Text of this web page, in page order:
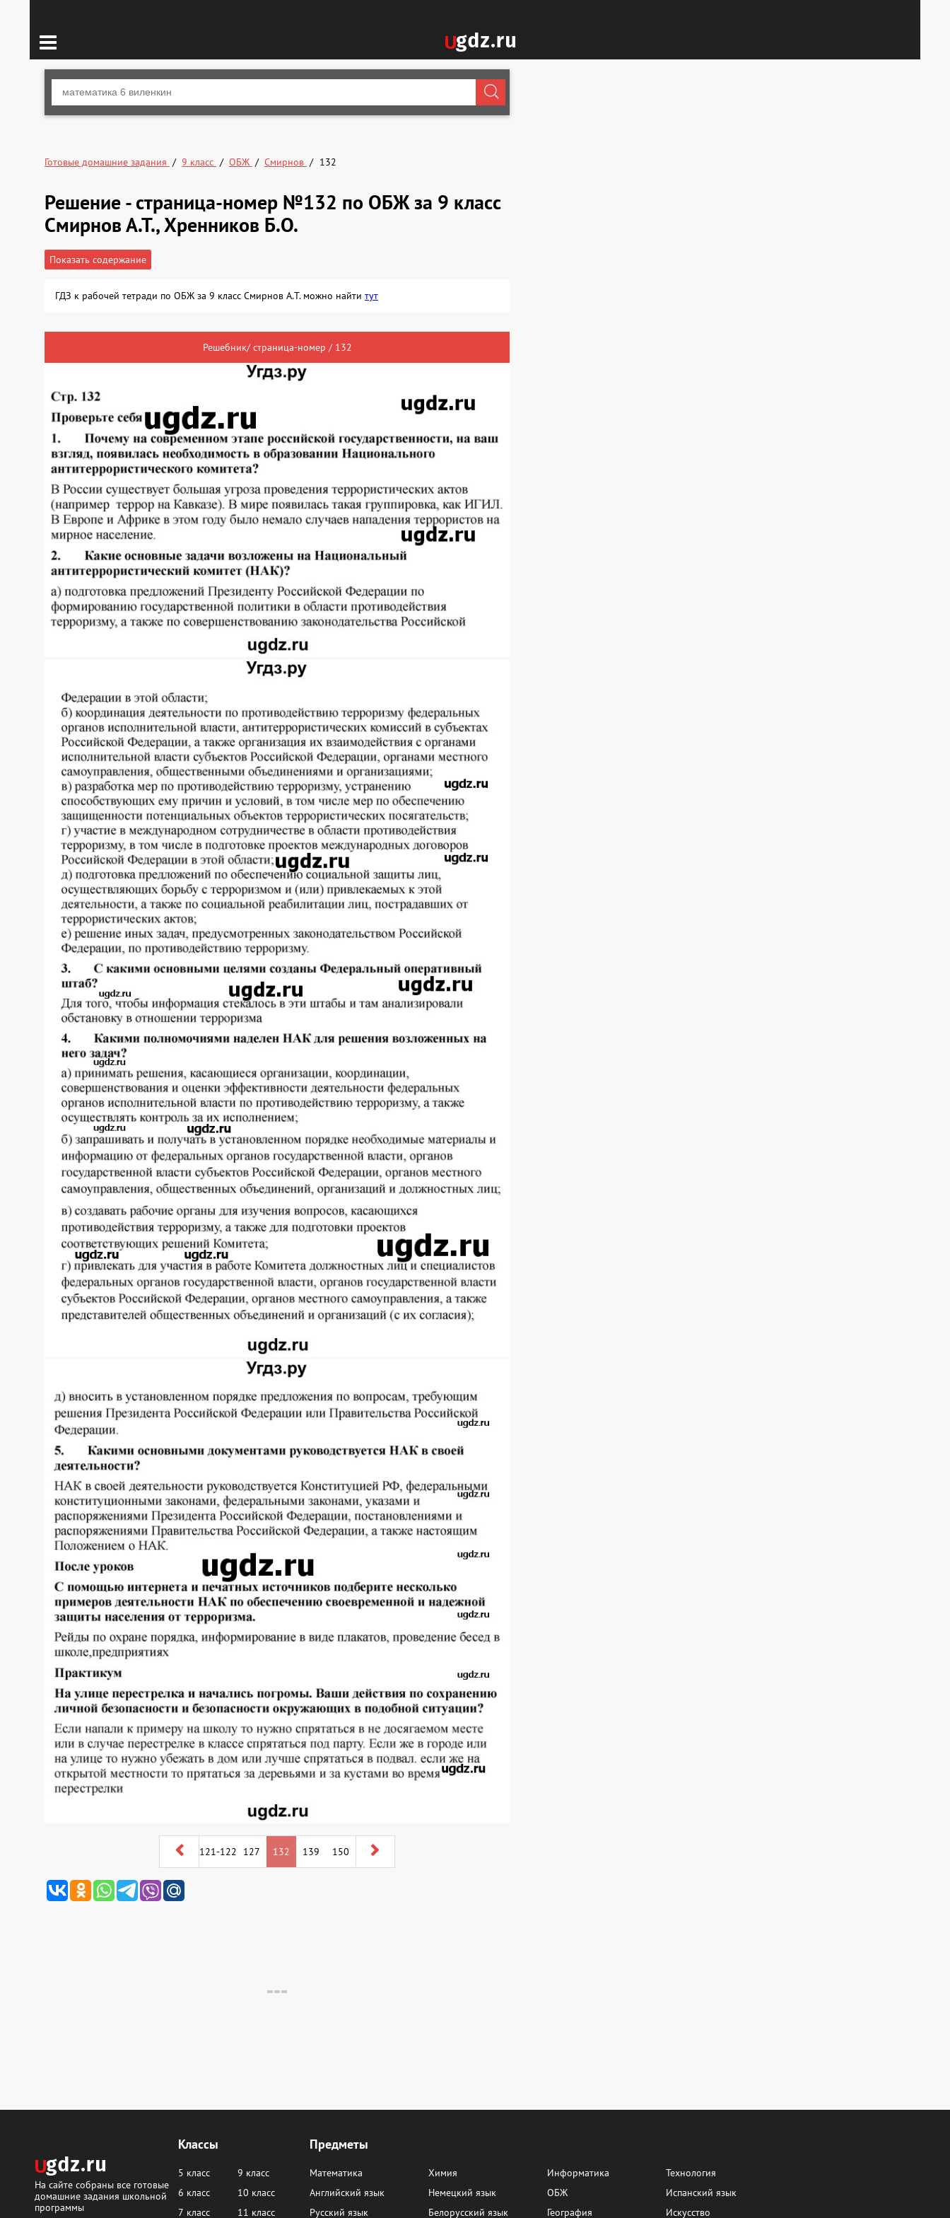
Готовые домашние задания 9 класс ОБЖ Смирнов 132
Решение - страница-номер №132 по ОБЖ за 9 класс
Смирнов А.Т., Хренников Б.О.
Показать содержание
ГДЗ к рабочей тетради по ОБЖ за 9 класс Смирнов А.Т. можно найти тут
Решебник/ страница-номер / 132
121-122 127 132 139 150
Классы
5 класс
6 класс
7 класс
9 класс
10 класс
11 класс
Предметы
Математика
Английский язык
Русский язык
Химия
Немецкий язык
Белорусский язык
Информатика
ОБЖ
География
Технология
Испанский язык
Искусство
На сайте собраны все готовые
домашние задания школьной
программы